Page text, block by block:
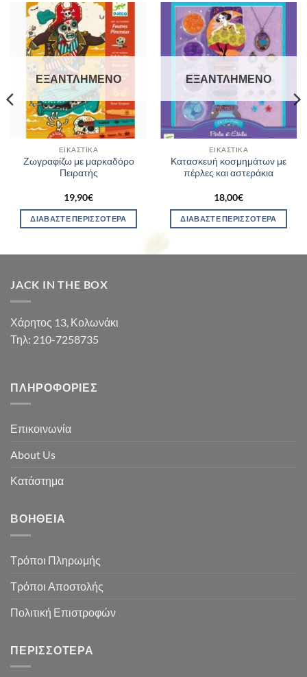
ΕΞΑΝΤΛΗΜΈΝΟ
ΕΙΚΑΣΤΙΚΆ
Ζωγραφίζω με μαρκαδόρο
Πειρατής
19,90€
ΔΙΑΒΆΣΤΕ ΠΕΡΙΣΣΌΤΕΡΑ
ΕΞΑΝΤΛΗΜΈΝΟ
ΕΙΚΑΣΤΙΚΆ
Κατασκευή κοσμημάτων με
πέρλες και αστεράκια
18,00€
ΔΙΑΒΆΣΤΕ ΠΕΡΙΣΣΌΤΕΡΑ
JACK IN THE BOX
Χάρητος 13, Κολωνάκι
Τηλ: 210-7258735
ΠΛΗΡΟΦΟΡΊΕΣ
Επικοινωνία
About Us
Κατάστημα
ΒΟΉΘΕΙΑ
Τρόποι Πληρωμής
Τρόποι Αποστολής
Πολιτική Επιστροφών
ΠΕΡΙΣΣΌΤΕΡΑ